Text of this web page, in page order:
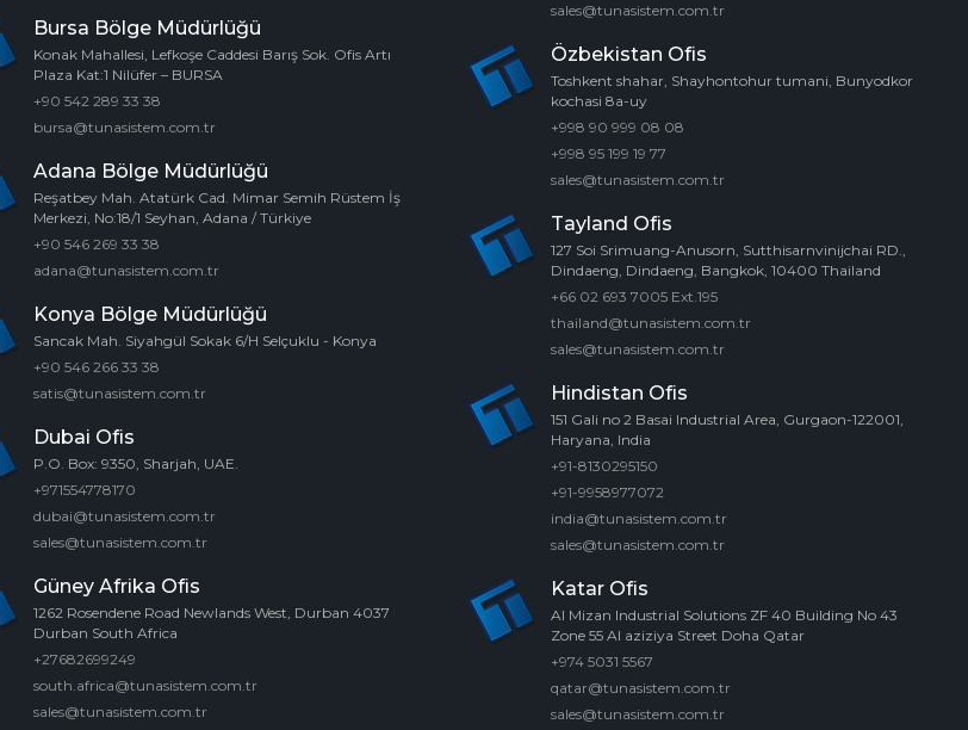
Bursa Bölge Müdürlüğü
Konak Mahallesi, Lefkoşe Caddesi Barış Sok. Ofis Artı
Plaza Kat:1 Nilüfer – BURSA
+90 542 289 33 38
bursa@tunasistem.com.tr
Adana Bölge Müdürlüğü
Reşatbey Mah. Atatürk Cad. Mimar Semih Rüstem İş
Merkezi, No:18/1 Seyhan, Adana / Türkiye
+90 546 269 33 38
adana@tunasistem.com.tr
Konya Bölge Müdürlüğü
Sancak Mah. Siyahgül Sokak 6/H Selçuklu - Konya
+90 546 266 33 38
satis@tunasistem.com.tr
Dubai Ofis
P.O. Box: 9350, Sharjah, UAE.
+971554778170
dubai@tunasistem.com.tr
sales@tunasistem.com.tr
Güney Afrika Ofis
1262 Rosendene Road Newlands West, Durban 4037
Durban South Africa
+27682699249
south.africa@tunasistem.com.tr
sales@tunasistem.com.tr
sales@tunasistem.com.tr
Özbekistan Ofis
Toshkent shahar, Shayhontohur tumani, Bunyodkor
kochasi 8a-uy
+998 90 999 08 08
+998 95 199 19 77
sales@tunasistem.com.tr
Tayland Ofis
127 Soi Srimuang-Anusorn, Sutthisarnvinijchai RD.,
Dindaeng, Dindaeng, Bangkok, 10400 Thailand
+66 02 693 7005 Ext.195
thailand@tunasistem.com.tr
sales@tunasistem.com.tr
Hindistan Ofis
151 Gali no 2 Basai Industrial Area, Gurgaon-122001,
Haryana, India
+91-8130295150
+91-9958977072
india@tunasistem.com.tr
sales@tunasistem.com.tr
Katar Ofis
Al Mizan Industrial Solutions ZF 40 Building No 43
Zone 55 Al aziziya Street Doha Qatar
+974 5031 5567
qatar@tunasistem.com.tr
sales@tunasistem.com.tr